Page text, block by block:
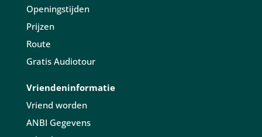
Openingstijden
Prijzen
Route
Gratis Audiotour
Vriendeninformatie
Vriend worden
ANBI Gegevens